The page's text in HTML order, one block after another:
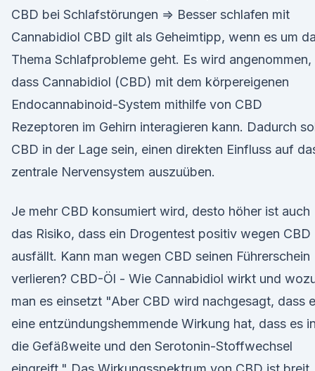
CBD bei Schlafstörungen ⇒ Besser schlafen mit
Cannabidiol CBD gilt als Geheimtipp, wenn es um
Thema Schlafprobleme geht. Es wird angenommen,
dass Cannabidiol (CBD) mit dem körper­eigenen
Endocannabinoid-System mithilfe von CBD
Rezeptoren im Gehirn interagieren kann. Dadurch
CBD in der Lage sein, einen direkten Einfluss auf
zentrale Nervensystem auszuüben.
Je mehr CBD konsumiert wird, desto höher ist auch
das Risiko, dass ein Drogentest positiv wegen CBD
ausfällt. Kann man wegen CBD seinen Führerschein
verlieren? CBD-Öl - Wie Cannabidiol wirkt und
man es einsetzt "Aber CBD wird nachgesagt, dass
eine entzündungshemmende Wirkung hat, dass es in
die Gefäßweite und den Serotonin-Stoffwechsel